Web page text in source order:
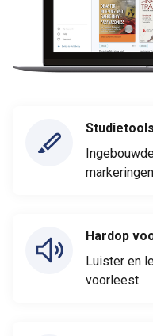
Studietools
Hardop
Luister en
voorleest